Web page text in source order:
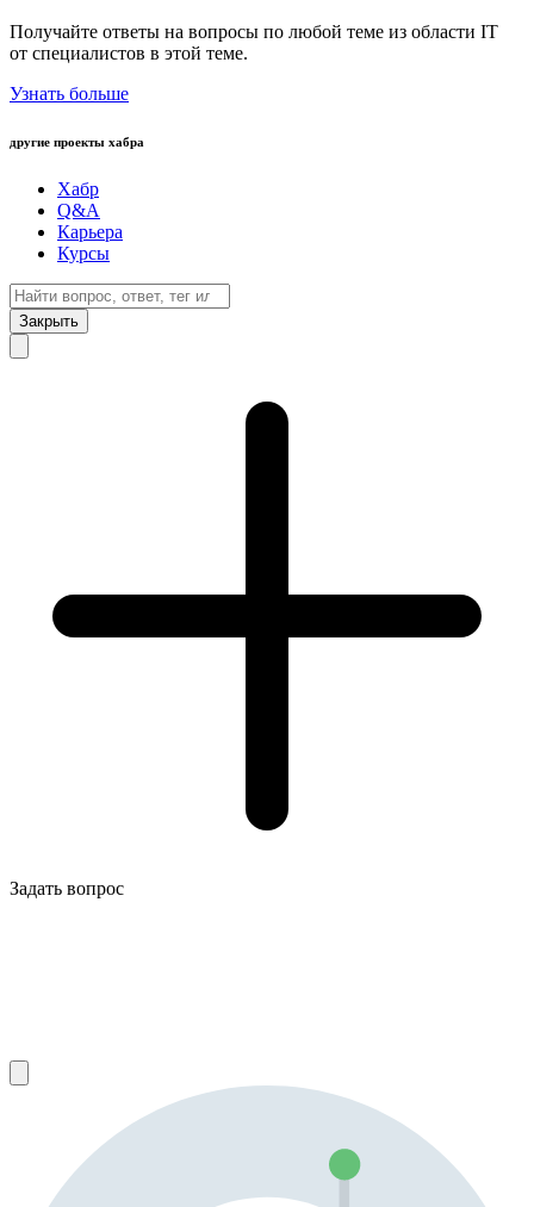
Получайте ответы на вопросы по любой теме из области IT
от специалистов в этой теме.
Узнать больше
другие проекты хабра
Хабр
Q&A
Карьера
Курсы
Закрыть
Задать вопрос